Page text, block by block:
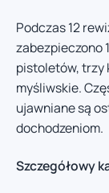
Podczas 12
zabezpieczono
pistoletów, trzy
myśliwskie.
ujawniane są
dochodzeniom.
Szczegółowy